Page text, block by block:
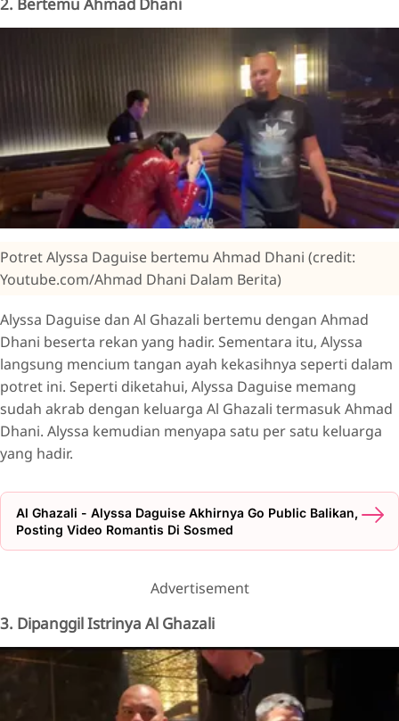
Potret Alyssa Daguise bertemu Ahmad Dhani (credit:
Youtube.com/Ahmad Dhani Dalam Berita)
Alyssa Daguise dan Al Ghazali bertemu dengan Ahmad
Dhani beserta rekan yang hadir. Sementara itu, Alyssa
langsung mencium tangan ayah kekasihnya seperti dalam
potret ini. Seperti diketahui, Alyssa Daguise memang
sudah akrab dengan keluarga Al Ghazali termasuk Ahmad
Dhani. Alyssa kemudian menyapa satu per satu keluarga
yang hadir.
Al Ghazali - Alyssa Daguise Akhirnya Go Public Balikan,
Posting Video Romantis Di Sosmed
Advertisement
3. Dipanggil Istrinya Al Ghazali